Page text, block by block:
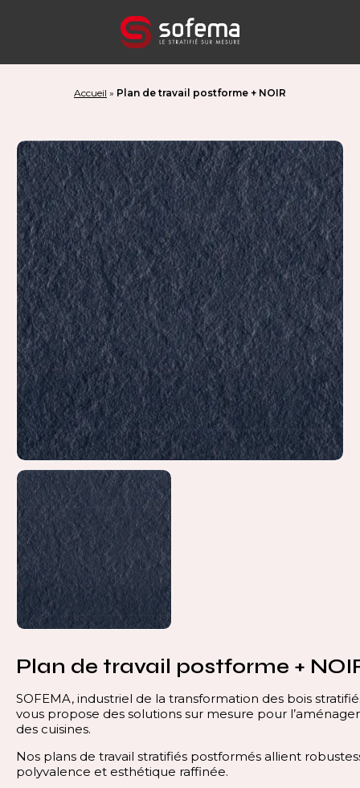
Accueil » Plan de travail postforme + NOIR
Plan de travail postforme +
SOFEMA, industriel de la transformation des bois
vous propose des solutions sur mesure pour
des cuisines.
Nos plans de travail stratifiés postformés allient
polyvalence et esthétique raffinée.